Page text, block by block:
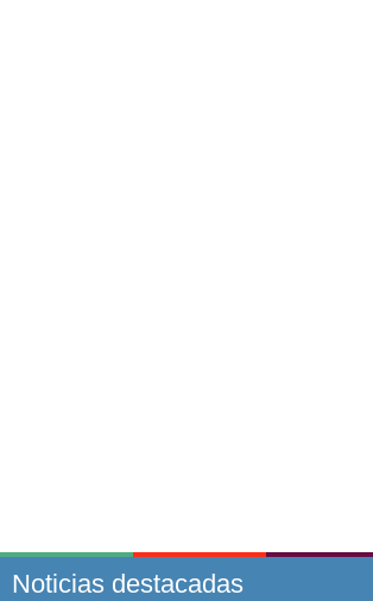
Noticias destacadas